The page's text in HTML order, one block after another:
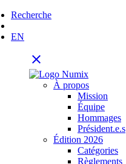
Recherche
EN
close
À propos
Mission
Équipe
Hommages
Président.e.s
Édition 2026
Catégories
Règlements